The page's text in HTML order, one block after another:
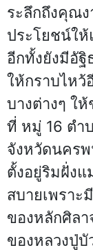
ระลึกถึงคุณ
ประโยชน์ใ
อีกทั้งยังมีอั
ให้กราบไห
บางต่างๆ ใ
ที่ หมู่ 16 ตำ
จังหวัดนคร
ตั้งอยู่ริมฝั่งแ
สบายเพรา
ของหลักศิล
ของหลวงปู่บั